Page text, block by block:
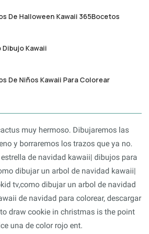
De Halloween Kawaii 365Bocetos
Dibujo Kawaii
De Niños Kawaii Para Colorear
muy hermoso. Dibujaremos las
y borraremos los trazos que ya no.
de navidad kawaii| dibujos para
dibujar un arbol de navidad kawaii|
tv,como dibujar un arbol de navidad
de navidad para colorear, descargar
draw cookie in christmas is the point
una de color rojo ent.